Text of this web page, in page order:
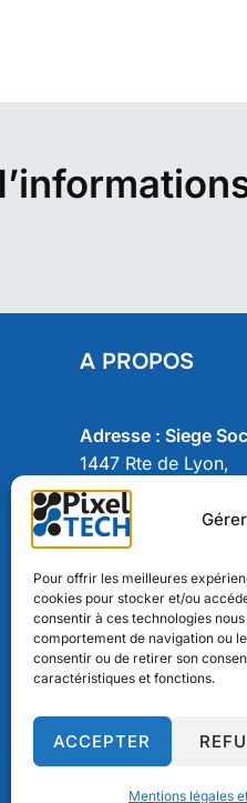
Pour offrir les meilleures
cookies pour stocker et/ou
consentir à ces technologies
comportement de navigation ou
consentir ou de retirer son
caractéristiques et fonctions.
ACCEPTER
Mentions légales
A PROPOS
Adresse : Siege
1447 Rte de Lyon,
07430 Davézieux
Adresse : Agence
350 Chem. de
84140 Montfavet
Tel.+33 (0)4 75